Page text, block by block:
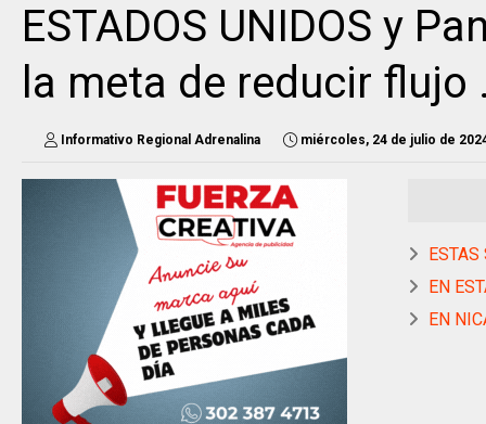
ESTADOS UNIDOS y
la meta de reducir flujo
Informativo Regional Adrenalina miércoles, 24 de julio de
EN
EN